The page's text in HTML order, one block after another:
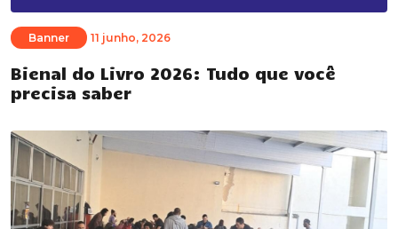
Banner 11 junho, 2026
Bienal do Livro 2026: Tudo que você
precisa saber